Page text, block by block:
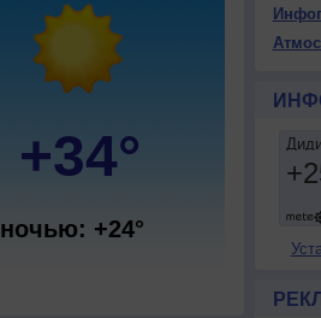
+34°
ночью: +24°